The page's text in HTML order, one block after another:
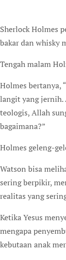
Sherlock Holmes
bakar dan whisky
Tengah malam
Holmes bertanya,
langit yang jernih.
teologis, Allah
bagaimana?”
Holmes geleng-
Watson bisa
sering berpikir,
realitas yang
Ketika Yesus
mengapa
kebutaan anak